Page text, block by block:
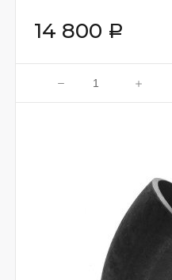
14 800 Р